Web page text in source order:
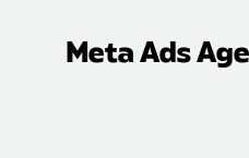
Meta Ads